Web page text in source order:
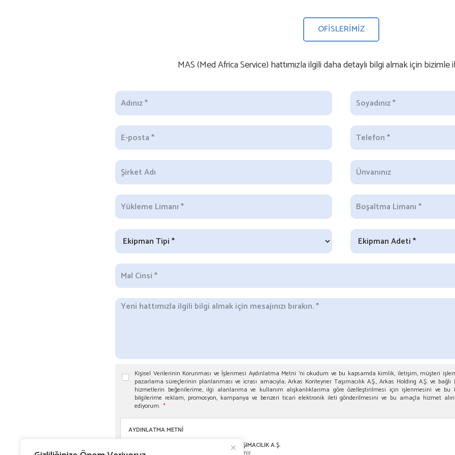
OFİSLERİMİZ
MAS (Med Africa Service) hattımızla ilgili daha detaylı bilgi almak için
Kişisel Verilerinin Korunması ve İşlenmesi Aydınlatma Metni 'ni okudum ve bu kapsamda kimlik, iletişim, müşteri
pazarlama süreçlerinin planlanması ve icrası amacıyla; Arkas Konteyner Taşımacılık A.Ş., Arkas Holding A.Ş. ve
hizmetlerin beğenilerime, ilgi alanlarıma ve kullanım alışkanlıklarıma göre özelleştirilmesi için işlenmesini ve
bilgilerime reklam, promosyon, kampanya ve benzeri ticari elektronik ileti gönderilmesini ve bu amaçla hizmet
ediyorum. *
AYDINLATMA METNİ
VERİ SORUMLUSU: ARKAS KONTEYNER TAŞIMACILIK A.Ş.
Umurbey Mah. Liman Cad. No:38/1 Konak, İzmir